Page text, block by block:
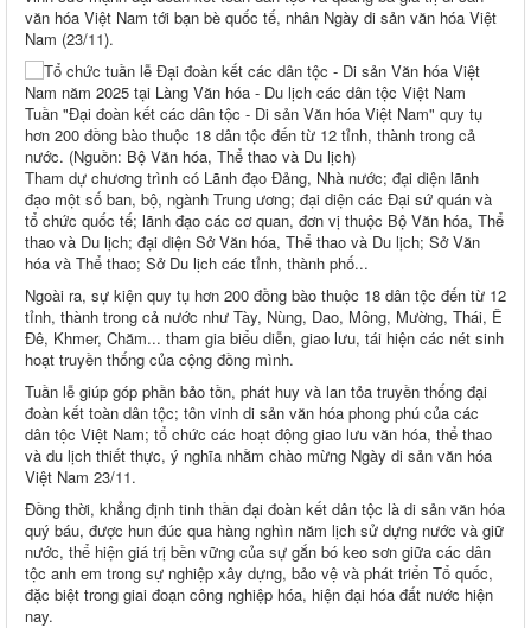
văn hóa Việt Nam tới bạn bè quốc tế, nhân Ngày di sản văn hóa Việt
Nam (23/11).
Tuần "Đại đoàn kết các dân tộc - Di sản Văn hóa Việt Nam" quy tụ
hơn 200 đồng bào thuộc 18 dân tộc đến từ 12 tỉnh, thành trong cả
nước. (Nguồn: Bộ Văn hóa, Thể thao và Du lịch)
Tham dự chương trình có Lãnh đạo Đảng, Nhà nước; đại diện lãnh
đạo một số ban, bộ, ngành Trung ương; đại diện các Đại sứ quán và
tổ chức quốc tế; lãnh đạo các cơ quan, đơn vị thuộc Bộ Văn hóa, Thể
thao và Du lịch; đại diện Sở Văn hóa, Thể thao và Du lịch; Sở Văn
hóa và Thể thao; Sở Du lịch các tỉnh, thành phố...
Ngoài ra, sự kiện quy tụ hơn 200 đồng bào thuộc 18 dân tộc đến từ 12
tỉnh, thành trong cả nước như Tày, Nùng, Dao, Mông, Mường, Thái, Ê
Đê, Khmer, Chăm... tham gia biểu diễn, giao lưu, tái hiện các nét sinh
hoạt truyền thống của cộng đồng mình.
Tuần lễ giúp góp phần bảo tồn, phát huy và lan tỏa truyền thống đại
đoàn kết toàn dân tộc; tôn vinh di sản văn hóa phong phú của các
dân tộc Việt Nam; tổ chức các hoạt động giao lưu văn hóa, thể thao
và du lịch thiết thực, ý nghĩa nhằm chào mừng Ngày di sản văn hóa
Việt Nam 23/11.
Đồng thời, khẳng định tinh thần đại đoàn kết dân tộc là di sản văn hóa
quý báu, được hun đúc qua hàng nghìn năm lịch sử dựng nước và giữ
nước, thể hiện giá trị bền vững của sự gắn bó keo sơn giữa các dân
tộc anh em trong sự nghiệp xây dựng, bảo vệ và phát triển Tổ quốc,
đặc biệt trong giai đoạn công nghiệp hóa, hiện đại hóa đất nước hiện
nay.